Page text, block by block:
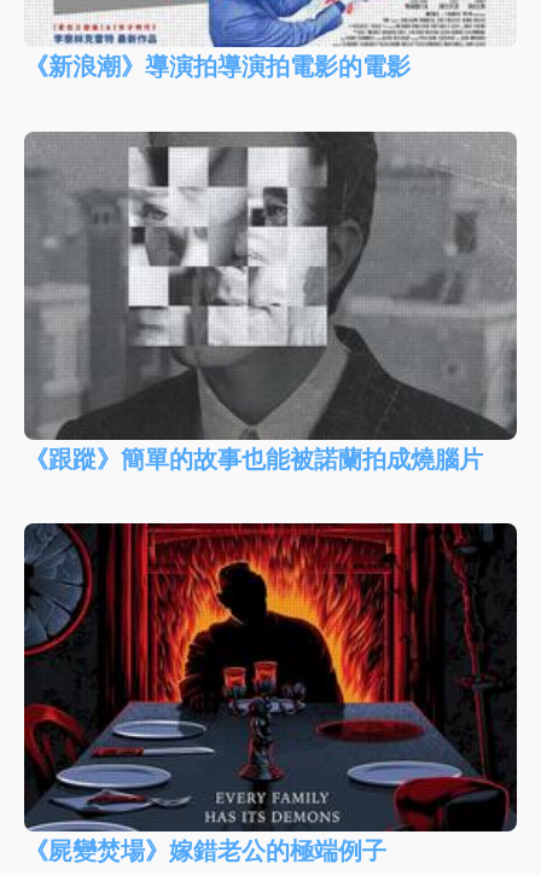
《新浪潮》導演拍導演拍電影的電影
《跟蹤》簡單的故事也能被諾蘭拍成燒腦片
《屍變焚場》嫁錯老公的極端例子